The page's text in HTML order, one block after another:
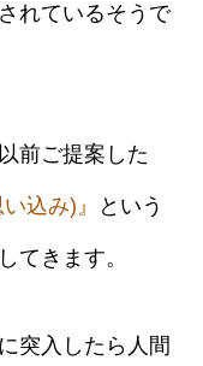
れているそうで
前ご提案した
込み)』 という
てきます。
突入したら人間